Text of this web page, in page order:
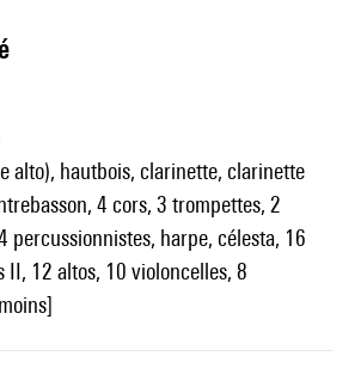
alto), hautbois, clarinette, clarinette
4 cors, 3 trompettes, 2
percussionnistes, harpe, célesta, 16
II, 12 altos, 10 violoncelles, 8